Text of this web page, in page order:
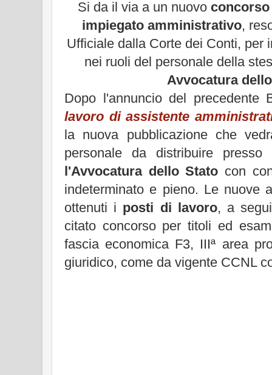
Si da il via a un nuovo
impiegato amministrativo,
Ufficiale dalla Corte dei Conti, per
nei ruoli del personale della
Avvocatura
Dopo l'annuncio del precedente
lavoro di assistente
la nuova pubblicazione che
personale da distribuire
l'Avvocatura dello Stato con
indeterminato e pieno. Le nuove
ottenuti i posti di lavoro, a
citato concorso per titoli ed
fascia economica F3, IIIª area
giuridico, come da vigente CCNL